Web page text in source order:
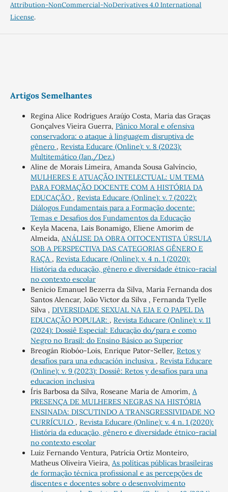
Attribution-NonCommercial-NoDerivatives 4.0 International
License.
Artigos Semelhantes
Regina Alice Rodrigues Araújo Costa, Maria das Graças
Gonçalves Vieira Guerra, Pânico Moral e ofensiva
conservadora: o ataque à linguagem disruptiva de
gênero , Revista Educare (Online): v. 8 (2023):
Multitemático (Jan./Dez.)
Aline de Morais Limeira, Amanda Sousa Galvíncio,
MULHERES E ATUAÇÃO INTELECTUAL: UM TEMA
PARA FORMAÇÃO DOCENTE COM A HISTÓRIA DA
EDUCAÇÃO , Revista Educare (Online): v. 7 (2022):
Diálogos Fundamentais para a Formação docente:
Temas e Desafios dos Fundamentos da Educação
Keyla Macena, Lais Bonamigo, Eliene Amorim de
Almeida, ANÁLISE DA OBRA OITOCENTISTA ÚRSULA
SOB A PERSPECTIVA DAS CATEGORIAS GÊNERO E
RAÇA , Revista Educare (Online): v. 4 n. 1 (2020):
História da educação, gênero e diversidade étnico-racial
no contexto escolar
Benicio Emanuel Bezerra da Silva, Maria Fernanda dos
Santos Alencar, João Victor da Silva , Fernanda Tyelle
Silva , DIVERSIDADE SEXUAL NA EJA E O PAPEL DA
EDUCAÇÃO POPULAR: , Revista Educare (Online): v. 11
(2024): Dossiê Especial: Educação do/para e como
Negro no Brasil: do Ensino Básico ao Superior
Breogán Riobóo-Lois, Enrique Pator-Seller, Retos y
desafíos para una educación inclusiva , Revista Educare
(Online): v. 9 (2023): Dossiê: Retos y desafíos para una
educacion inclusiva
Íris Barbosa da Silva, Roseane Maria de Amorim, A
PRESENÇA DE MULHERES NEGRAS NA HISTÓRIA
ENSINADA: DISCUTINDO A TRANSGRESSIVIDADE NO
CURRÍCULO , Revista Educare (Online): v. 4 n. 1 (2020):
História da educação, gênero e diversidade étnico-racial
no contexto escolar
Luiz Fernando Ventura, Patrícia Ortiz Monteiro,
Matheus Oliveira Vieira, As políticas públicas brasileiras
de formação técnica profissional e as percepções de
discentes e docentes sobre o desenvolvimento